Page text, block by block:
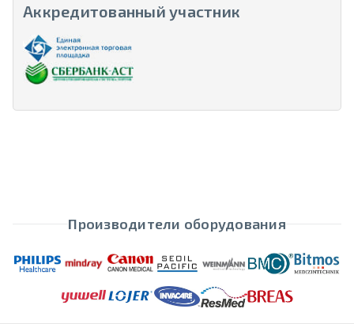
Аккредитованный участник
Производители оборудования